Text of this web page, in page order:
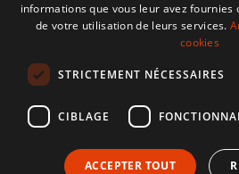
informations que vous leur avez fournies
de votre utilisation de leurs services.
cookies
STRICTEMENT NÉCESSAIRES
CIBLAGE
ACCEPTER TOUT